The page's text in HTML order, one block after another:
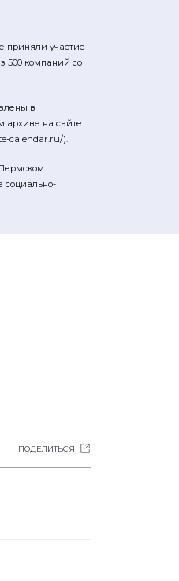
приняли участие
500 компаний со
в
архиве на сайте
calendar.ru/).
социально-
ПОДЕЛИТЬСЯ